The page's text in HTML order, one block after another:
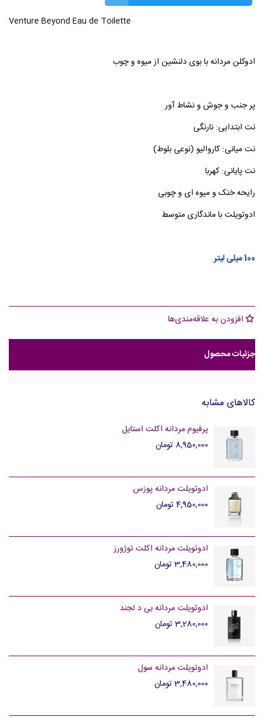
Venture Beyond Eau de Toilette
ادوکلن مردانه با بوی دلنشین از میوه و چوب
پر جنب و جوش و نشاط آور
نت ابتدایی: نارنگی
نت میانی: کاروالیو (نوعی بلوط)
نت پایانی: کهربا
رایحه خنک و میوه ای و چوبی
ادوتویلت با ماندگاری متوسط
100 میلی لیتر
افزودن به علاقه‌مندی‌ها
جزئیات محصول
کالاهای مشابه
پرفیوم مردانه اکلت استایل
8,950,000 تومان
ادوتویلت مردانه پوزس
4,950,000 تومان
ادوتویلت مردانه اکلت توژورز
3,480,000 تومان
ادوتویلت مردانه بی د لجند
3,280,000 تومان
ادوتویلت مردانه سول
3,480,000 تومان